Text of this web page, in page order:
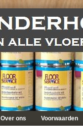
Over ons Voorwaarden